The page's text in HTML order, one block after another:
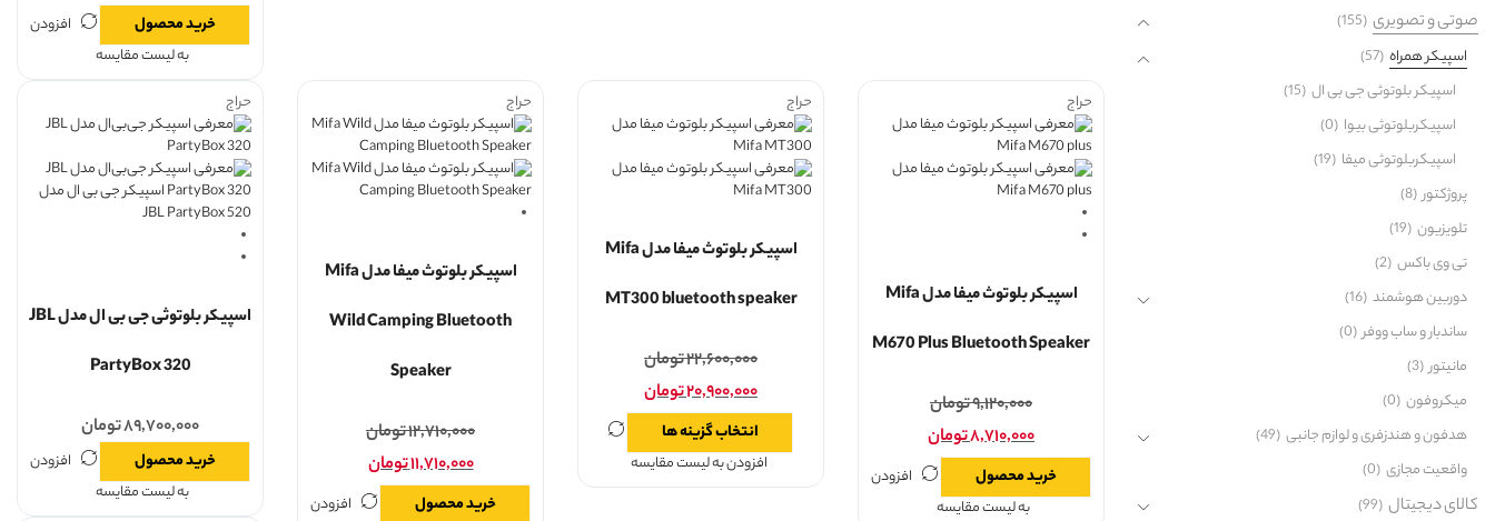
خرید محصول
افزودن
به لیست مقایسه
حراج
اسپیکر بلوتوث میفا مدل Mifa
M670 Plus Bluetooth Speaker
۹,۱۲۰,۰۰۰تومان
۸,۷۱۰,۰۰۰تومان
خرید محصول
افزودن
به لیست مقایسه
حراج
اسپیکر بلوتوث میفا مدل Mifa
MT300 bluetooth speaker
۲۲,۶۰۰,۰۰۰تومان
۲۰,۹۰۰,۰۰۰تومان
انتخاب گزینه ها
افزودن به لیست مقایسه
حراج
اسپیکر بلوتوث میفا مدل Mifa
Wild Camping Bluetooth
Speaker
۱۲,۷۱۰,۰۰۰تومان
۱۱,۷۱۰,۰۰۰تومان
خرید محصول
افزودن
حراج
اسپیکر بلوتوثی جی بی ال مدل JBL
PartyBox 320
۸۹,۷۰۰,۰۰۰تومان
خرید محصول
افزودن
به لیست مقایسه
صوتی و تصویری (155)
اسپیکر همراه (57)
اسپیکر بلوتوثی جی بی ال (15)
اسپیکربلوتوثی بیوا (0)
اسپیکربلوتوثی میفا (19)
پروژکتور (8)
تلویزیون (19)
تی وی باکس (2)
دوربین هوشمند (16)
ساندبار و ساب ووفر (0)
مانیتور (3)
میکروفون (0)
هدفون و هندزفری و لوازم جانبی (49)
واقعیت مجازی (0)
کالای دیجیتال (99)